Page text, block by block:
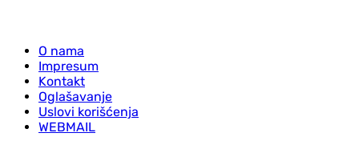
O nama
Impresum
Kontakt
Oglašavanje
Uslovi korišćenja
WEBMAIL